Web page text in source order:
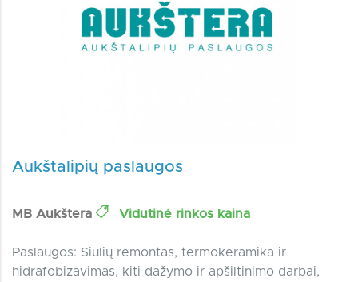
Aukštalipių paslaugos
MB Aukštera Vidutinė rinkos kaina
Paslaugos: Siūlių remontas, termokeramika ir
hidrafobizavimas, kiti dažymo ir apšiltinimo darbai,